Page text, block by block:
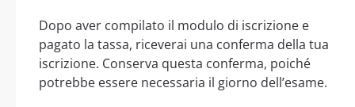
Dopo aver compilato il modulo di iscrizione e
pagato la tassa, riceverai una conferma della tua
iscrizione. Conserva questa conferma, poiché
potrebbe essere necessaria il giorno dell’esame.